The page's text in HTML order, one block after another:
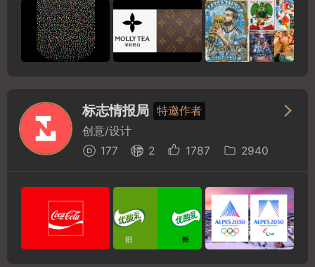
标志情报局 特邀作者
创意/设计
177
2 1787 2940